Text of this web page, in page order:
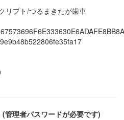
リプト/つるまきたが歯車
管理者パスワードが必要です)